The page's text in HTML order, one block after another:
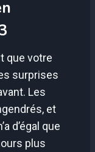
que votre
surprises
Les
et
d’égal que
plus